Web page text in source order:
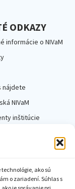
ako sú
o zariadení. Súhlas s
ODKAZY
informácie o NIVaM
nájdete
NIVaM
inštitúcie